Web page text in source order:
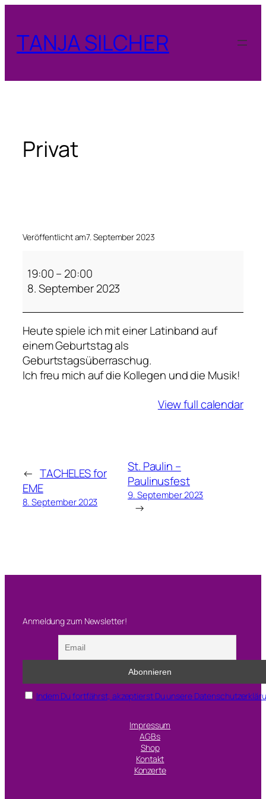
springen
TANJA SILCHER
Privat
Veröffentlicht am7. September 2023
a
t
19:00– 20:00
8. September 2023
Heute spiele ich mit einer Latinband auf
einem Geburtstag als
Geburtstagsüberraschug.
Ich freu mich auf die Kollegen und die Musik!
View full calendar
← TACHELES for
EME
8. September 2023
St. Paulin –
Paulinusfest
9. September 2023
→
Anmeldung zum Newsletter!
Indem Du fortfährst, akzeptierst Du unsere
Impressum
AGBs
Shop
Kontakt
Konzerte